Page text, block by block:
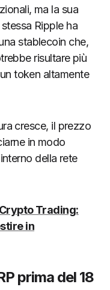
ma la sua
Ripple ha
stablecoin che,
risultare più
token altamente
cresce, il prezzo
in modo
della rete
Trading:
in
prima del 18